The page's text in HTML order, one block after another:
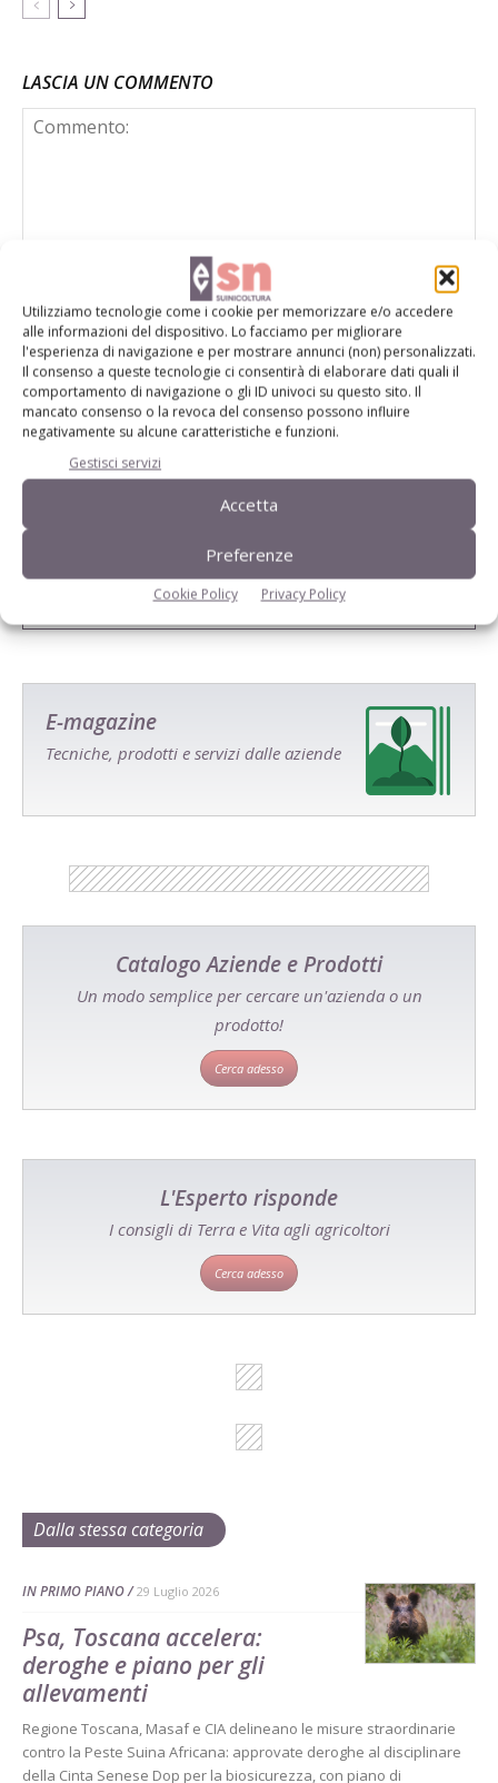
Utilizziamo tecnologie come i cookie per memorizzare e/o accedere
alle informazioni del dispositivo. Lo facciamo per migliorare
l'esperienza di navigazione e per mostrare annunci (non) personalizzati.
Il consenso a queste tecnologie ci consentirà di elaborare dati quali il
comportamento di navigazione o gli ID univoci su questo sito. Il
mancato consenso o la revoca del consenso possono influire
negativamente su alcune caratteristiche e funzioni.
Gestisci servizi
Accetta
Preferenze
Cookie Policy Privacy Policy
LASCIA UN COMMENTO
Salva il mio nome, email e sito web in questo browser per la
prossima volta che commento.
E-magazine
Tecniche, prodotti e servizi dalle aziende
Catalogo Aziende e Prodotti
Un modo semplice per cercare un'azienda o un
prodotto!
Cerca adesso
L'Esperto risponde
I consigli di Terra e Vita agli agricoltori
Cerca adesso
Dalla stessa categoria
IN PRIMO PIANO 29 Luglio 2026
Psa, Toscana accelera:
deroghe e piano per gli
allevamenti
Regione Toscana, Masaf e CIA delineano le misure straordinarie
contro la Peste Suina Africana: approvate deroghe al disciplinare
della Cinta Senese Dop per la biosicurezza, con piano di